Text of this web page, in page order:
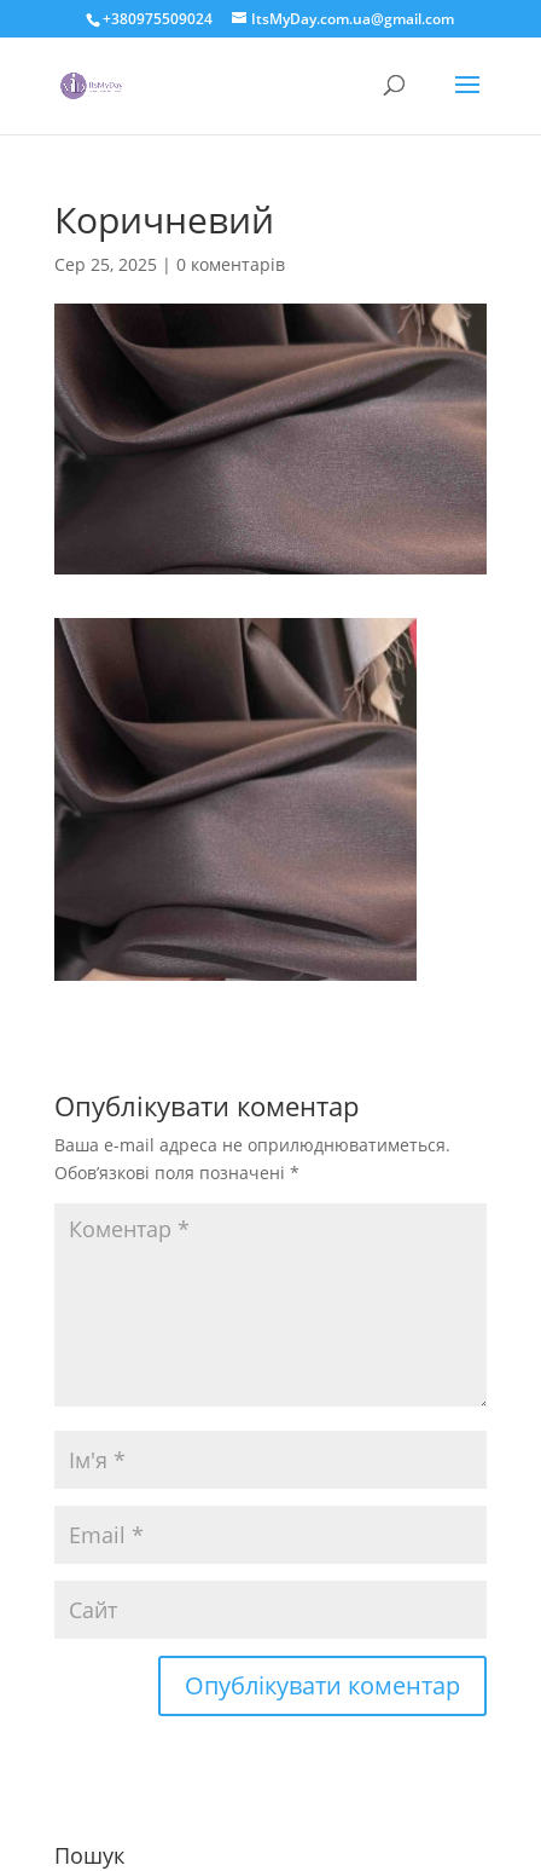
+380975509024 ItsMyDay.com.ua@gmail.com
Коричневий
Сер 25, 2025 | 0 коментарів
Опублікувати коментар
Ваша e-mail адреса не оприлюднюватиметься.
Обов’язкові поля позначені *
Пошук